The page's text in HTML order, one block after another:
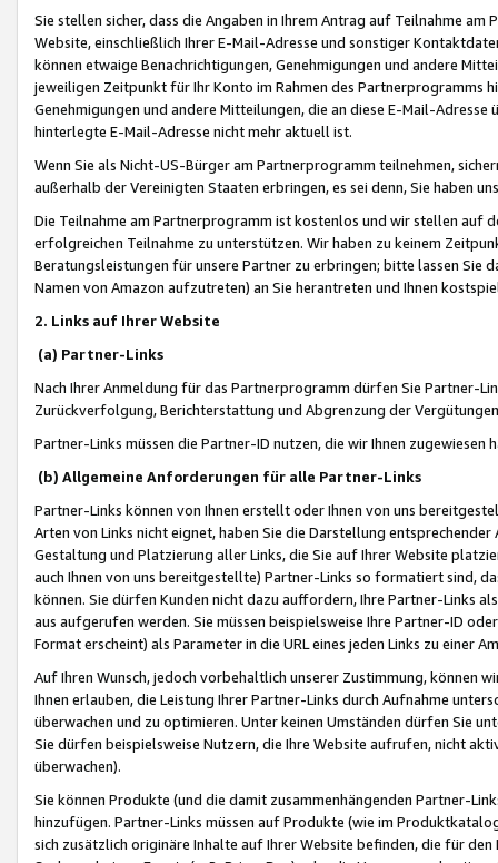
Sie stellen sicher, dass die Angaben in Ihrem Antrag auf Teilnahme
Website, einschließlich Ihrer E-Mail-Adresse und sonstiger
können etwaige Benachrichtigungen, Genehmigungen und andere
jeweiligen Zeitpunkt für Ihr Konto im Rahmen des Partnerprogramms
Genehmigungen und andere Mitteilungen, die an diese E-Mail-
hinterlegte E-Mail-Adresse nicht mehr aktuell ist.
Wenn Sie als Nicht-US-Bürger am Partnerprogramm teilnehmen,
außerhalb der Vereinigten Staaten erbringen, es sei denn, Sie haben
Die Teilnahme am Partnerprogramm ist kostenlos und wir stellen auf
erfolgreichen Teilnahme zu unterstützen. Wir haben zu keinem
Beratungsleistungen für unsere Partner zu erbringen; bitte lassen Sie
Namen von Amazon aufzutreten) an Sie herantreten und Ihnen
2. Links auf Ihrer Website
(a) Partner-Links
Nach Ihrer Anmeldung für das Partnerprogramm dürfen Sie Partner-
Zurückverfolgung, Berichterstattung und Abgrenzung der
Partner-Links müssen die Partner-ID nutzen, die wir Ihnen zugewiesen
(b) Allgemeine Anforderungen für alle Partner-Links
Partner-Links können von Ihnen erstellt oder Ihnen von uns
Arten von Links nicht eignet, haben Sie die Darstellung
Gestaltung und Platzierung aller Links, die Sie auf Ihrer Website
auch Ihnen von uns bereitgestellte) Partner-Links so formatiert sind,
können. Sie dürfen Kunden nicht dazu auffordern, Ihre Partner-Links
aus aufgerufen werden. Sie müssen beispielsweise Ihre Partner-ID
Format erscheint) als Parameter in die URL eines jeden Links zu einer
Auf Ihren Wunsch, jedoch vorbehaltlich unserer Zustimmung, können
Ihnen erlauben, die Leistung Ihrer Partner-Links durch Aufnahme
überwachen und zu optimieren. Unter keinen Umständen dürfen Sie
Sie dürfen beispielsweise Nutzern, die Ihre Website aufrufen, nicht
überwachen).
Sie können Produkte (und die damit zusammenhängenden Partner-
hinzufügen. Partner-Links müssen auf Produkte (wie im
sich zusätzlich originäre Inhalte auf Ihrer Website befinden, die für